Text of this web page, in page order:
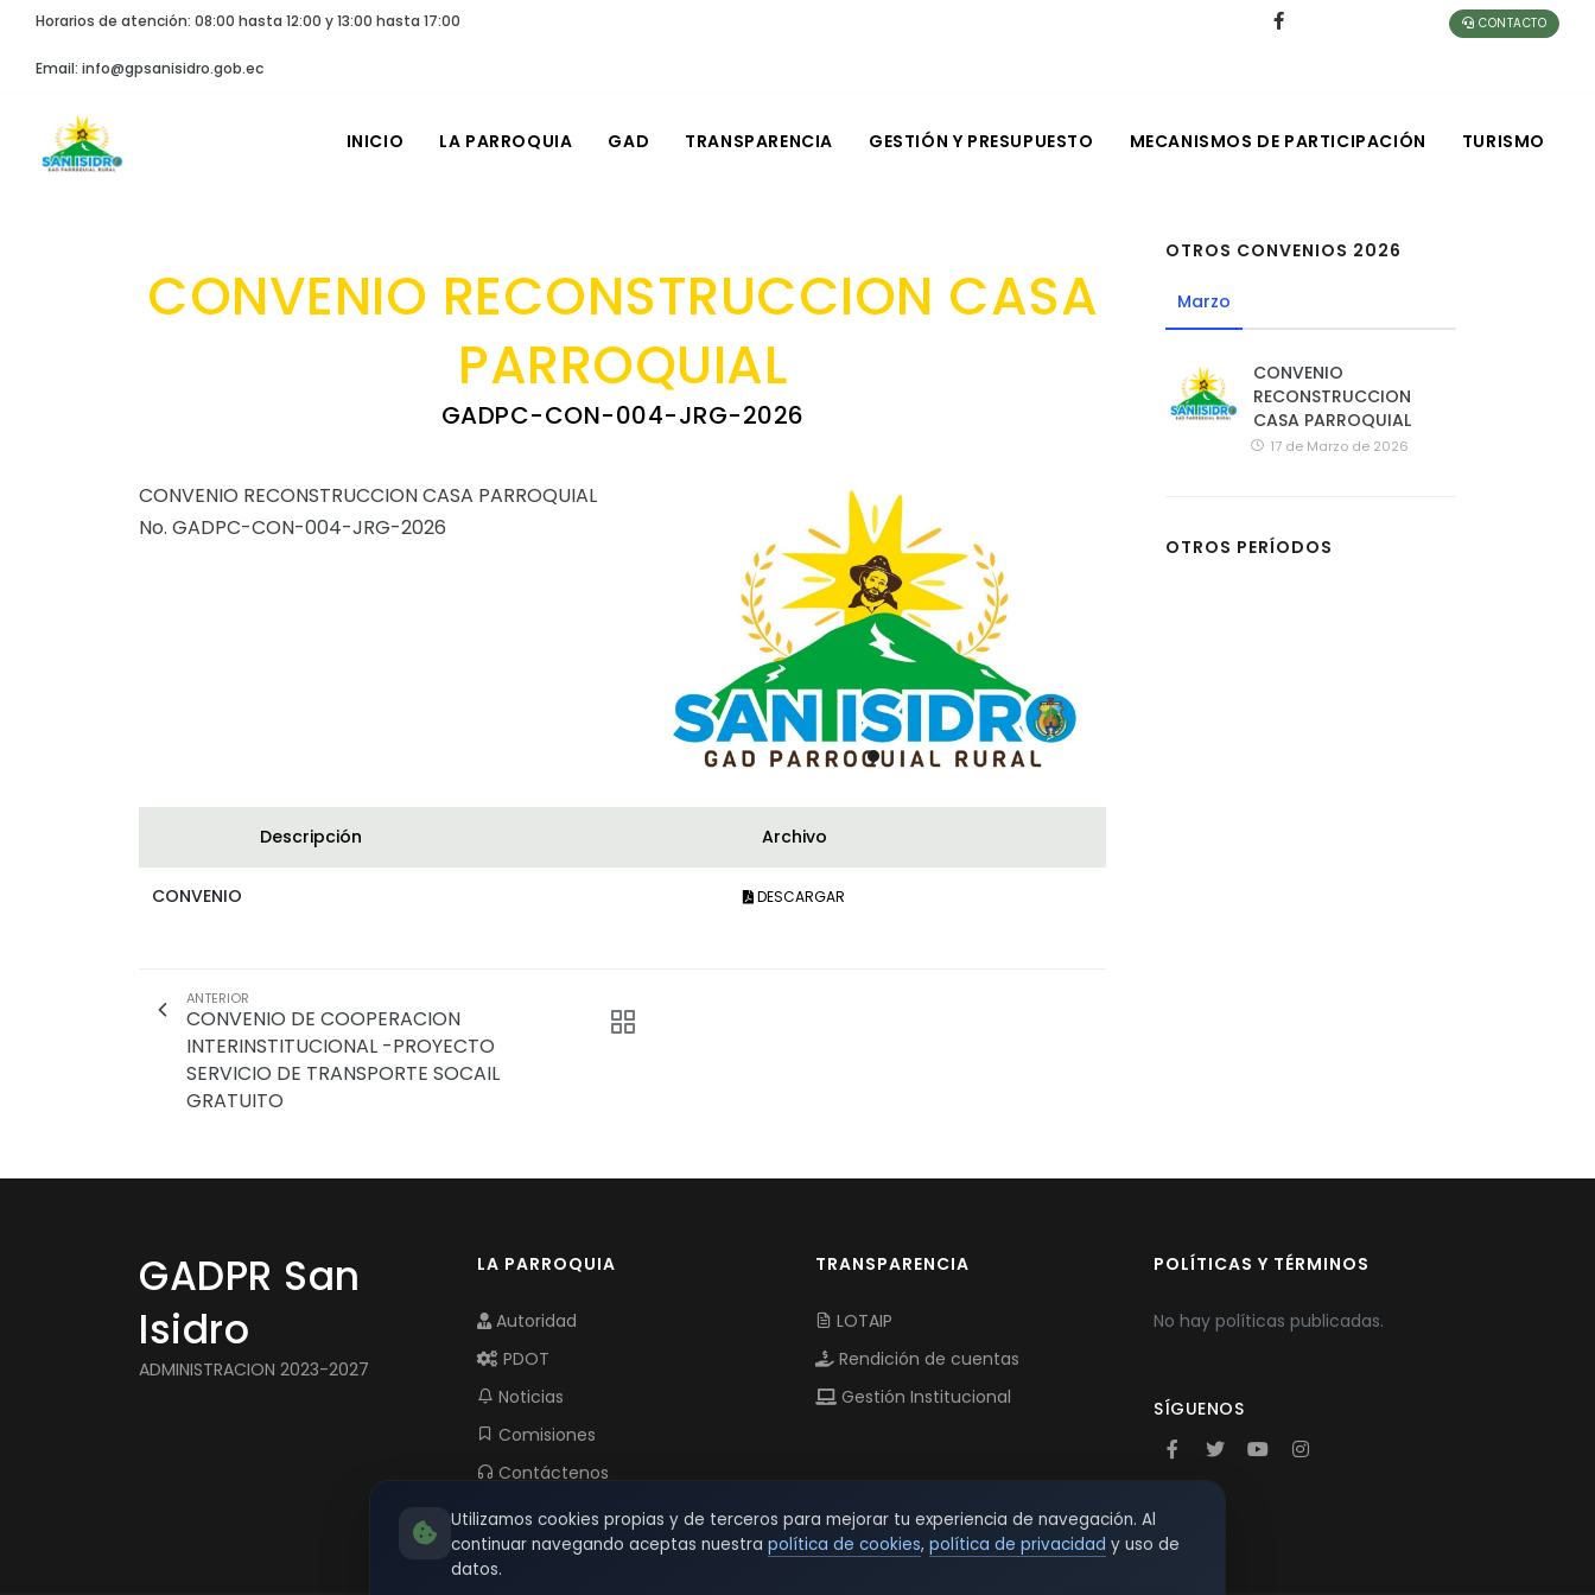
Horarios de atención: 08:00 hasta 12:00 y 13:00 hasta 17:00
Email: info@gpsanisidro.gob.ec
CONTACTO
INICIO LA PARROQUIA GAD TRANSPARENCIA GESTIÓN Y PRESUPUESTO MECANISMOS DE PARTICIPACIÓN TURISMO
CONVENIO RECONSTRUCCION CASA
PARROQUIAL
GADPC-CON-004-JRG-2026
CONVENIO RECONSTRUCCION CASA PARROQUIAL
No. GADPC-CON-004-JRG-2026
Descripción Archivo
CONVENIO DESCARGAR
ANTERIOR
CONVENIO DE COOPERACION
INTERINSTITUCIONAL -PROYECTO
SERVICIO DE TRANSPORTE SOCAIL
GRATUITO
OTROS CONVENIOS 2026
Marzo
CONVENIO
RECONSTRUCCION
CASA PARROQUIAL
17 de Marzo de 2026
OTROS PERÍODOS
GADPR San
Isidro
ADMINISTRACION 2023-2027
LA PARROQUIA
Autoridad
PDOT
Noticias
Comisiones
Contáctenos
TRANSPARENCIA
LOTAIP
Rendición de cuentas
Gestión Institucional
POLÍTICAS Y TÉRMINOS
No hay políticas publicadas.
SÍGUENOS
Utilizamos cookies propias y de terceros para mejorar tu experiencia de navegación. Al
continuar navegando aceptas nuestra política de cookies, política de privacidad y uso de
datos.